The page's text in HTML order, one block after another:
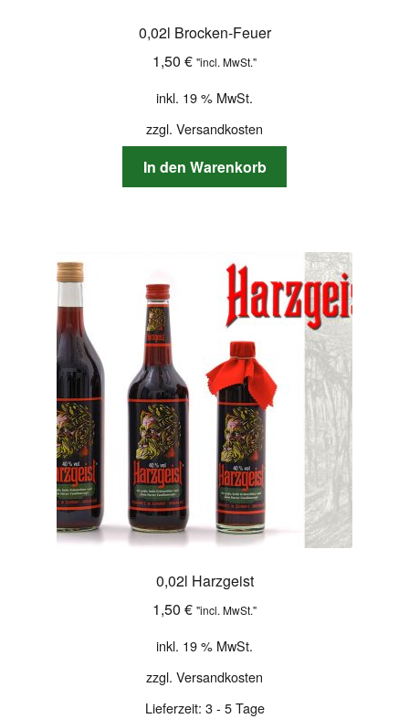
0,02l Brocken-Feuer
1,50 € "incl. MwSt."
inkl. 19 % MwSt.
zzgl. Versandkosten
In den Warenkorb
0,02l Harzgeist
1,50 € "incl. MwSt."
inkl. 19 % MwSt.
zzgl. Versandkosten
Lieferzeit: 3 - 5 Tage